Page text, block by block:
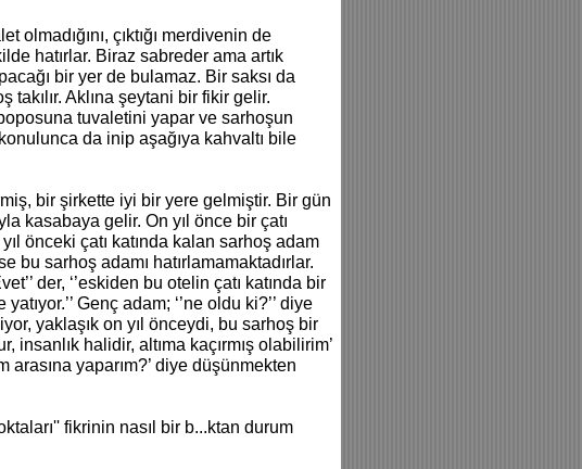
olmadığını, çıktığı merdivenin de
hatırlar. Biraz sabreder ama artık
bir yer de bulamaz. Bir saksı da
takılır. Aklına şeytani bir fikir gelir.
tuvaletini yapar ve sarhoşun
da inip aşağıya kahvaltı bile
bir şirkette iyi bir yere gelmiştir. Bir gün
kasabaya gelir. On yıl önce bir çatı
önceki çatı katında kalan sarhoş adam
sarhoş adamı hatırlamamaktadırlar.
der, ‘’eskiden bu otelin çatı katında bir
Genç adam; ‘’ne oldu ki?’’ diye
yaklaşık on yıl önceydi, bu sarhoş bir
insanlık halidir, altıma kaçırmış olabilirim’
yaparım?’ diye düşünmekten
fikrinin nasıl bir b...ktan durum